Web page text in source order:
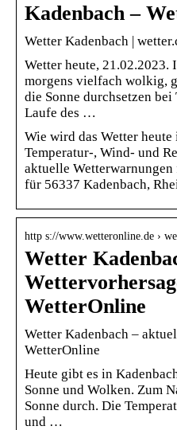
Kadenbach –
Wetter Kadenbach |
Wetter heute, 21.02.2023.
morgens vielfach wolkig,
die Sonne durchsetzen
Laufe des …
Wie wird das Wetter heute
Temperatur-, Wind- und
aktuelle
für 56337 Kadenbach,
http s://www.wetteronline.de ›
Wetter
WetterOnline
Wetter Kadenbach –
WetterOnline
Heute gibt es in
Sonne und Wolken. Zum
Sonne durch. Die
und …